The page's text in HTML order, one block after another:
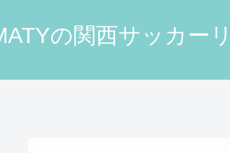
の関西サッカー